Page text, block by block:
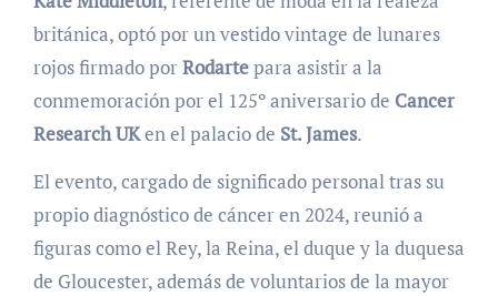
británica, optó por un vestido vintage de lunares
rojos firmado porRodartepara asistir a la
conmemoración por el 125º aniversario de Cancer
Research UKen el palacio de St. James.
El evento, cargado de significado personal tras su
propio diagnóstico de cáncer en 2024, reunió a
figuras como el Rey, la Reina, el duque y la duquesa
de Gloucester, además de voluntarios de la mayor